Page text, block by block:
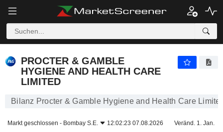
PROCTER & GAMBLE
HYGIENE AND HEALTH CARE
LIMITED
Bilanz Procter & Gamble Hygiene and Health Care
Markt geschlossen - Bombay S.E. 12:02:23 07.08.2026 Veränd. 1. Jan.